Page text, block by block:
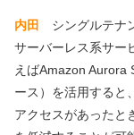
内田
シングルテナ
サーバーレス系サー
えばAmazon Aurora
ース）を活用すると
アクセスがあったと